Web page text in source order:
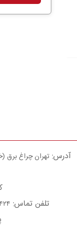
آدرس: تهران چراغ برق
تلفن تماس: